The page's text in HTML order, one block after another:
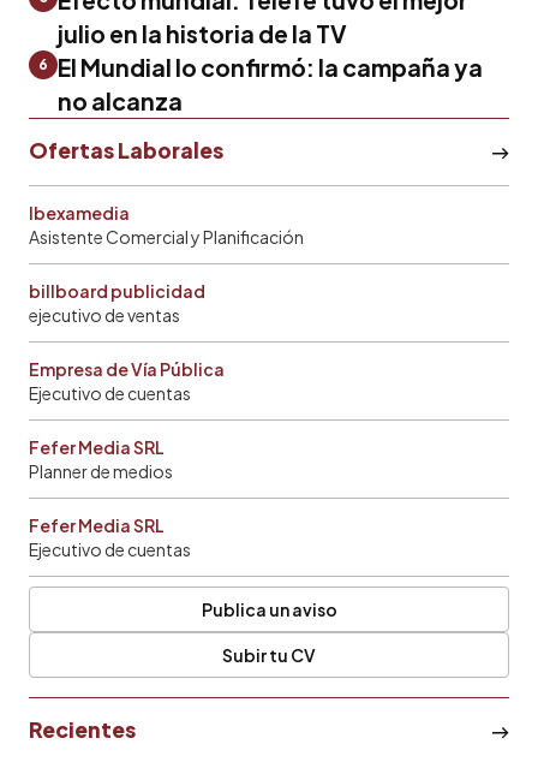
julio en la historia de la TV
6
El Mundial lo confirmó: la campaña ya
no alcanza
Ofertas Laborales
Ibexamedia
Asistente Comercial y Planificación
billboard publicidad
ejecutivo de ventas
Empresa de Vía Pública
Ejecutivo de cuentas
Fefer Media SRL
Planner de medios
Fefer Media SRL
Ejecutivo de cuentas
Publica un aviso
Subir tu CV
Recientes